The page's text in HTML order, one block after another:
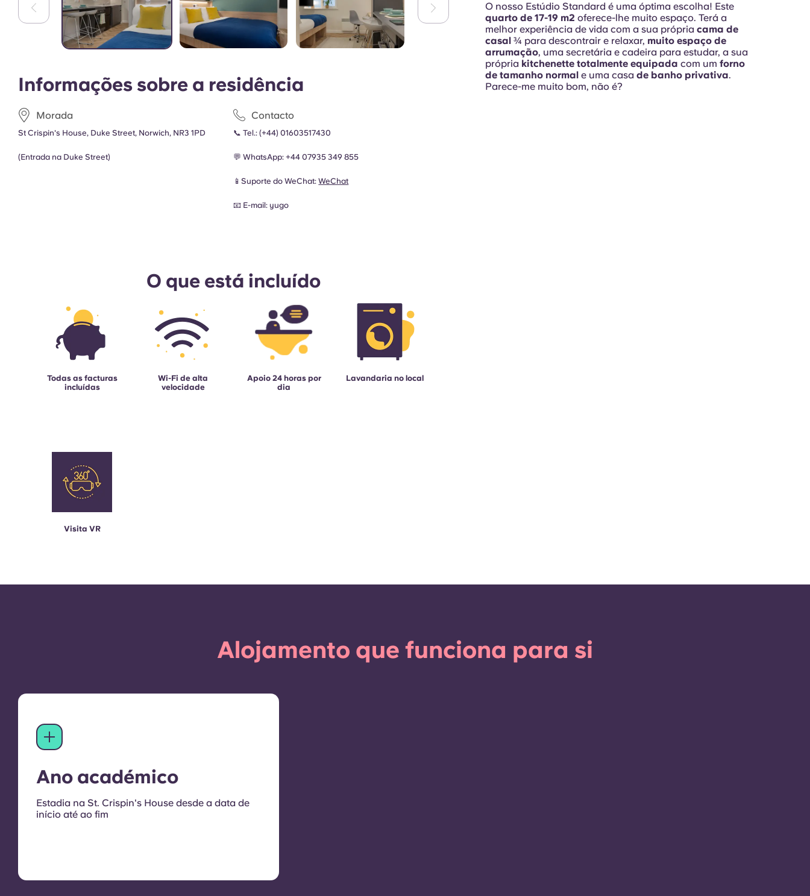
Informações sobre a residência
Morada
St Crispin's House, Duke Street, Norwich, NR3 1PD
(Entrada na Duke Street)
Contacto
📞 Tel.:(+44) 01603517430
💬 WhatsApp:+44 07935 349 855
📱Suporte do WeChat:WeChat
📧 E-mail: yugo
O que está incluído
Todas as facturas
incluídas
Wi-Fi de alta
velocidade
Apoio 24 horas por
dia
Lavandaria no local
Visita VR
O nosso Estúdio Standard é uma óptima escolha! Este
quarto de 17-19 m2 oferece-lhe muito espaço. Terá a
melhor experiência de vida com a sua própriacama de
casal ¾ para descontrair e relaxar, muito espaço de
arrumação, uma secretária e cadeira para estudar, a sua
própria kitchenette totalmente equipada com um forno
de tamanho normal e uma casa de banho privativa.
Parece-me muito bom, não é?
Alojamento que funciona para si
Ano académico
Estadia na St. Crispin's House desde a data de
início até ao fim